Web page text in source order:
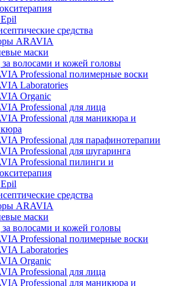
средства
ARAVIA
маски
за волосами и кожей головы
Professional полимерные воски
Laboratories
Organic
Professional для лица
Professional для маникюра и
Professional для парафинотерапии
Professional для шугаринга
Professional пилинги и
средства
ARAVIA
маски
за волосами и кожей головы
Professional полимерные воски
Laboratories
Organic
Professional для лица
Professional для маникюра и